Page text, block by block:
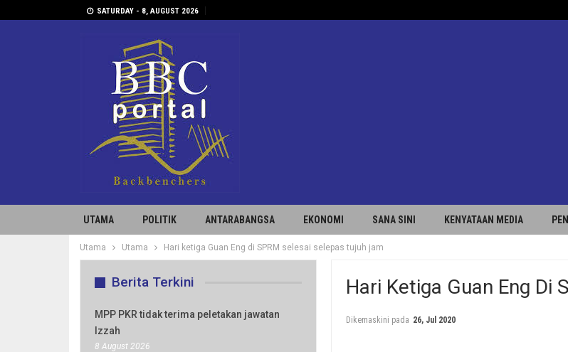
SATURDAY - 8, AUGUST 2026
UTAMA POLITIK ANTARABANGSA EKONOMI SANA SINI KENYATAAN MEDIA
Utama Utama Hari ketiga Guan Eng di SPRM selesai selepas tujuh jam
Hari Ketiga Guan Eng Di
Dikemaskini pada 26, Jul 2020
Berita Terkini
MPP PKR tidak terima peletakan jawatan
Izzah
8 August 2026